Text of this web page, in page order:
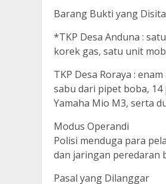
Barang Bukti yang
*TKP Desa Anduna :
korek gas, satu unit
TKP Desa Roraya :
sabu dari pipet boba,
Yamaha Mio M3, serta
Modus Operandi
Polisi menduga para
dan jaringan peredaran
Pasal yang Dilanggar